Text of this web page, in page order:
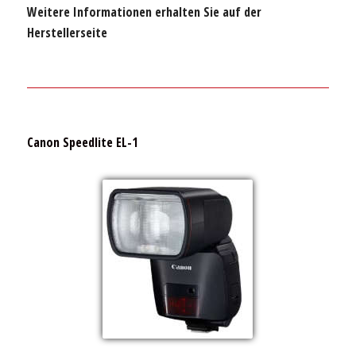
Weitere Informationen erhalten Sie auf der
Herstellerseite
Canon Speedlite EL-1